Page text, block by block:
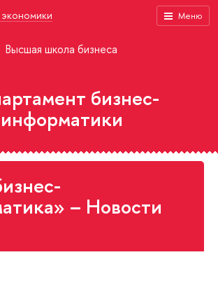
Меню
Высшая школа бизнеса
бизнес-
информатики
– Новости